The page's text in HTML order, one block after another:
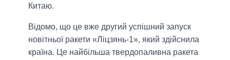
Китаю.
Відомо, що це вже другий успішний запуск
новітньої ракети «Ліцзянь-1», який здійснила
країна. Це найбільша твердопаливна ракета